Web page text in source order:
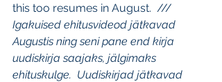
this too resumes in August.  ///
Igakuised ehitusvideod jätkavad
Augustis ning seni pane end kirja
uudiskirja saajaks, jälgimaks
ehituskulge.  Uudiskirjad jätkavad